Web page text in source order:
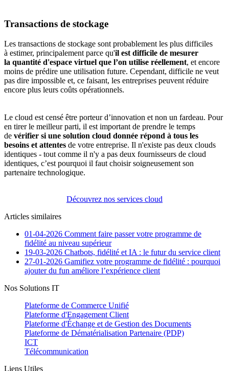
Transactions de stockage
Les transactions de stockage sont probablement les plus difficiles
à estimer, principalement parce qu'il est difficile de mesurer
la quantité d'espace virtuel que l’on utilise réellement, et encore
moins de prédire une utilisation future. Cependant, difficile ne veut
pas dire impossible et, ce faisant, les entreprises peuvent réduire
encore plus leurs coûts opérationnels.
Le cloud est censé être porteur d’innovation et non un fardeau. Pour
en tirer le meilleur parti, il est important de prendre le temps
de vérifier si une solution cloud donnée répond à tous les
besoins et attentes de votre entreprise. Il n'existe pas deux clouds
identiques - tout comme il n'y a pas deux fournisseurs de cloud
identiques, c’est pourquoi il faut choisir soigneusement son
partenaire technologique.
Découvrez nos services cloud
Articles similaires
01-04-2026 Comment faire passer votre programme de
fidélité au niveau supérieur
19-03-2026 Chatbots, fidélité et IA : le futur du service client
27-01-2026 Gamifiez votre programme de fidélité : pourquoi
ajouter du fun améliore l’expérience client
Nos Solutions IT
Plateforme de Commerce Unifié
Plateforme d'Engagement Client
Plateforme d'Échange et de Gestion des Documents
Plateforme de Dématérialisation Partenaire (PDP)
ICT
Télécommunication
Liens Utiles